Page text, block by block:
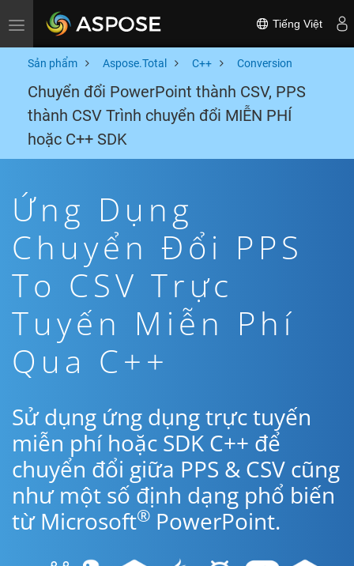
Toggle navigation Tiếng Việt
Sản phẩm Aspose.Total C++ Conversion
Chuyển đổi PowerPoint thành CSV, PPS
thành CSV Trình chuyển đổi MIỄN PHÍ
hoặc C++ SDK
Ứng Dụng
Chuyển Đổi PPS
To CSV Trực
Tuyến Miễn Phí
Qua C++
Sử dụng ứng dụng trực tuyến
miễn phí hoặc SDK C++ để
chuyển đổi giữa PPS & CSV cũng
như một số định dạng phổ biến
từ Microsoft® PowerPoint.